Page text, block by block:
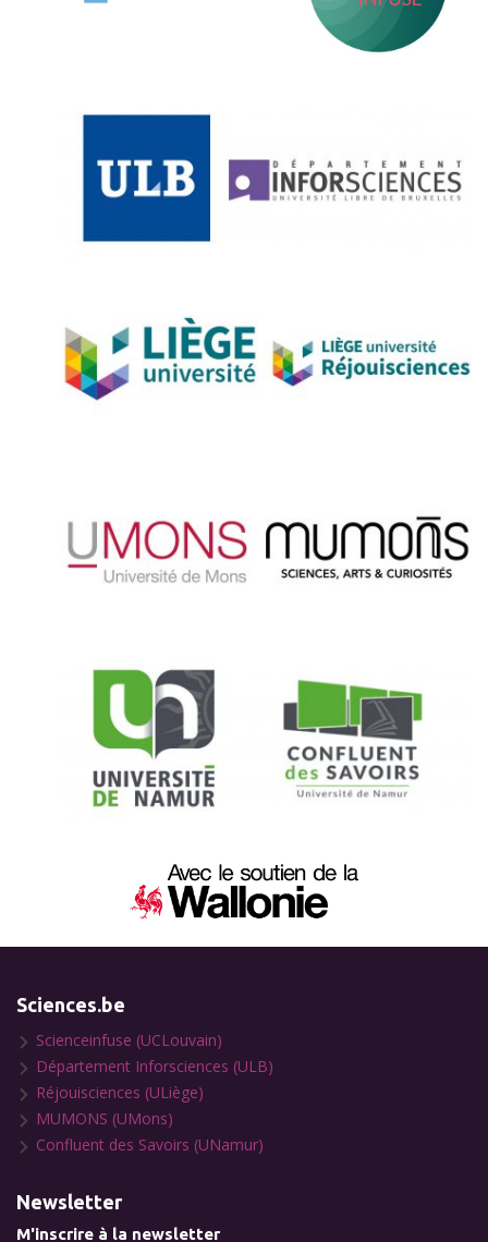
Sciences.be
Scienceinfuse (UCLouvain)
Département Inforsciences (ULB)
Réjouisciences (ULiège)
MUMONS (UMons)
Confluent des Savoirs (UNamur)
Newsletter
M'inscrire à la newsletter